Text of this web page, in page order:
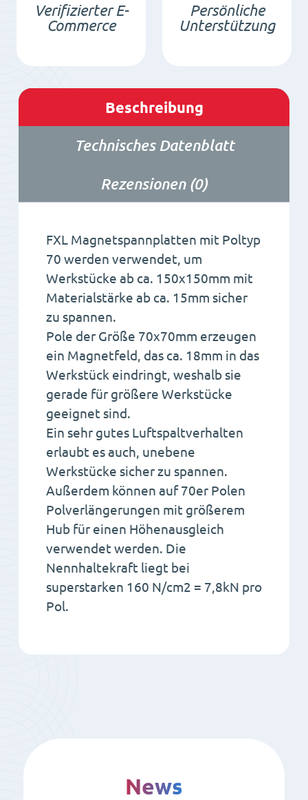
Verifizierter E-
Commerce
Persönliche
Unterstützung
Beschreibung
Technisches Datenblatt
Rezensionen (0)
FXL Magnetspannplatten mit Poltyp
70 werden verwendet, um
Werkstücke ab ca. 150x150mm mit
Materialstärke ab ca. 15mm sicher
zu spannen.
Pole der Größe 70x70mm erzeugen
ein Magnetfeld, das ca. 18mm in das
Werkstück eindringt, weshalb sie
gerade für größere Werkstücke
geeignet sind.
Ein sehr gutes Luftspaltverhalten
erlaubt es auch, unebene
Werkstücke sicher zu spannen.
Außerdem können auf 70er Polen
Polverlängerungen mit größerem
Hub für einen Höhenausgleich
verwendet werden. Die
Nennhaltekraft liegt bei
superstarken 160 N/cm2 = 7,8kN pro
Pol.
News